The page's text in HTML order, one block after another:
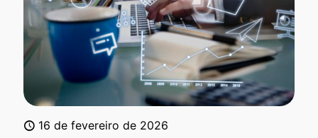
16 de fevereiro de 2026